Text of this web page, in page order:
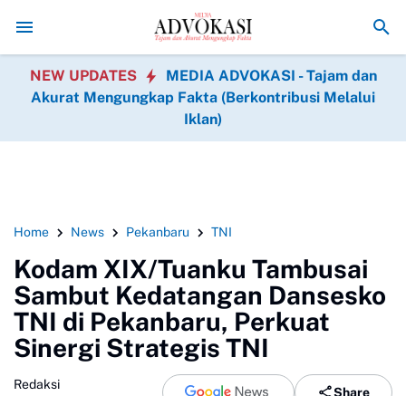
Asintel Satlap Tricakti Beri Penjelasan Terkait
NEW UPDATES
MEDIA ADVOKASI - Tajam dan
Akurat Mengungkap Fakta (Berkontribusi Melalui
Iklan)
Home News Pekanbaru TNI
Kodam XIX/Tuanku Tambusai
Sambut Kedatangan Dansesko
TNI di Pekanbaru, Perkuat
Sinergi Strategis TNI
Redaksi
Share